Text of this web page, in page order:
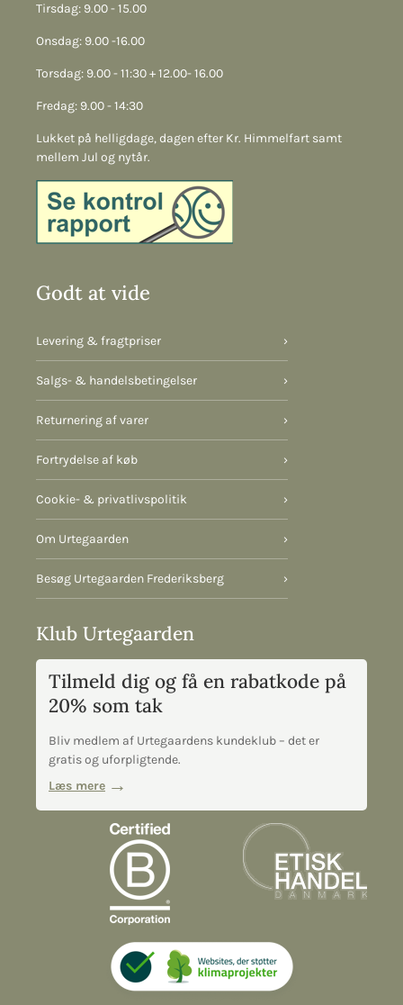
Tirsdag: 9.00 - 15.00
Onsdag: 9.00 -16.00
Torsdag: 9.00 - 11:30 + 12.00- 16.00
Fredag: 9.00 - 14:30
Lukket på helligdage, dagen efter Kr. Himmelfart samt
mellem Jul og nytår.
Godt at vide
Levering & fragtpriser ›
Salgs- & handelsbetingelser ›
Returnering af varer ›
Fortrydelse af køb ›
Cookie- & privatlivspolitik ›
Om Urtegaarden ›
Besøg Urtegaarden Frederiksberg ›
Klub Urtegaarden
Tilmeld dig og få en rabatkode på
20% som tak
Bliv medlem af Urtegaardens kundeklub – det er
gratis og uforpligtende.
Læs mere